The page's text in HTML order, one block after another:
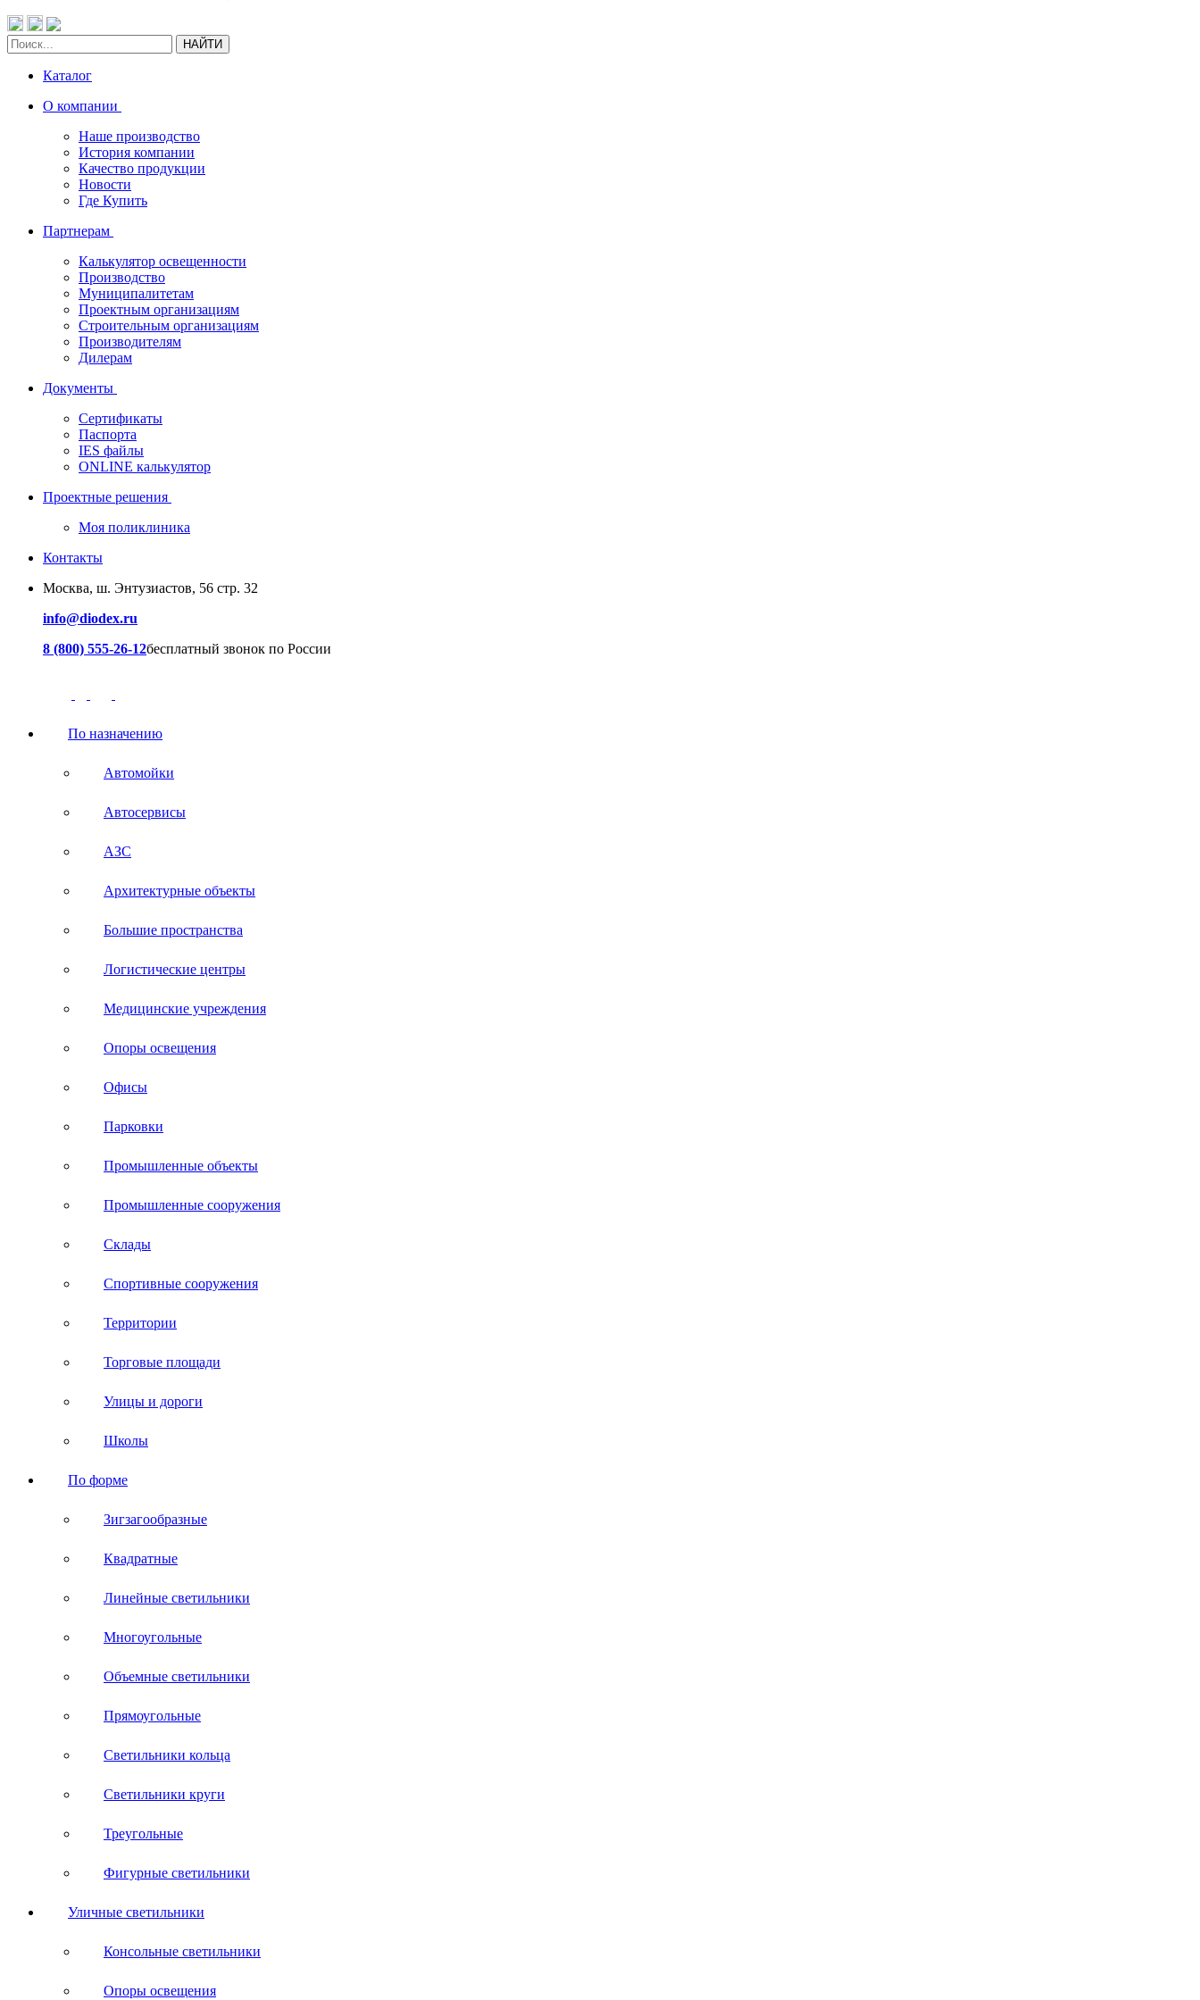
НАЙТИ
Каталог
О компании
Наше производство
История компании
Качество продукции
Новости
Где Купить
Партнерам
Калькулятор освещенности
Производство
Муниципалитетам
Проектным организациям
Строительным организациям
Производителям
Дилерам
Документы
Сертификаты
Паспорта
IES файлы
ONLINE калькулятор
Проектные решения
Моя поликлиника
Контакты
Москва, ш. Энтузиастов, 56 стр. 32
info@diodex.ru
8 (800) 555-26-12бесплатный звонок по России
По назначению
Автомойки
Автосервисы
АЗС
Архитектурные объекты
Большие пространства
Логистические центры
Медицинские учреждения
Опоры освещения
Офисы
Парковки
Промышленные объекты
Промышленные сооружения
Склады
Спортивные сооружения
Территории
Торговые площади
Улицы и дороги
Школы
По форме
Зигзагообразные
Квадратные
Линейные светильники
Многоугольные
Объемные светильники
Прямоугольные
Светильники кольца
Светильники круги
Треугольные
Фигурные светильники
Уличные светильники
Консольные светильники
Опоры освещения